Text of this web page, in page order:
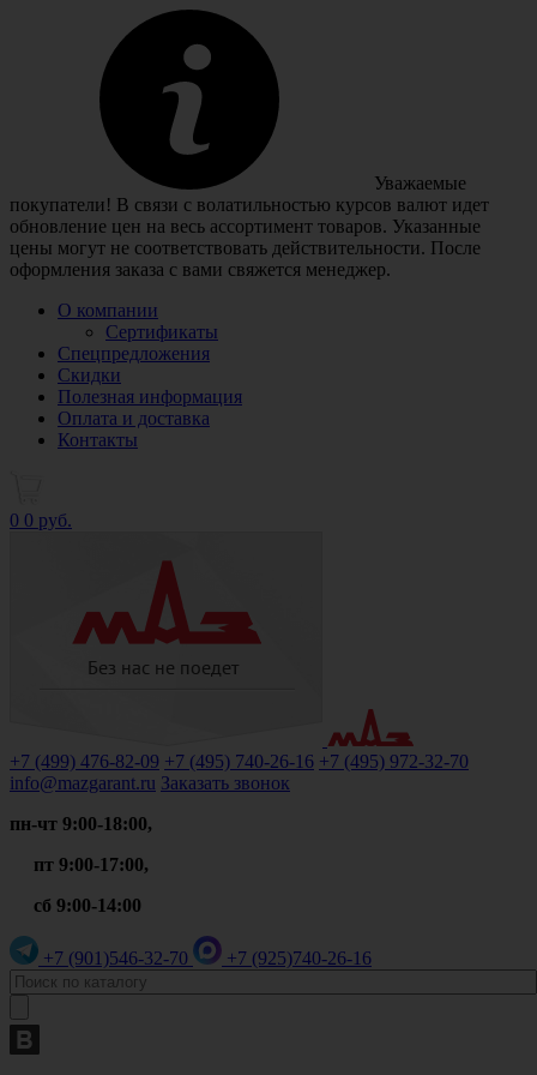
Уважаемые
покупатели! В связи с волатильностью курсов валют идет
обновление цен на весь ассортимент товаров. Указанные
цены могут не соответствовать действительности. После
оформления заказа с вами свяжется менеджер.
О компании
Сертификаты
Спецпредложения
Скидки
Полезная информация
Оплата и доставка
Контакты
0 0 руб.
+7 (499) 476-82-09 +7 (495) 740-26-16 +7 (495) 972-32-70
info@mazgarant.ru Заказать звонок
пн-чт 9:00-18:00,
пт 9:00-17:00,
сб 9:00-14:00
+7 (901)546-32-70 +7 (925)740-26-16